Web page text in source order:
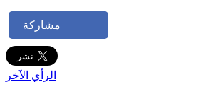
مشاركة
الرأي الآخر